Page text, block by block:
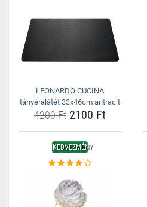
LEONARDO CUCINA
tányéralátét 33x46cm antracit
4200 Ft 2100 Ft
KEDVEZMÉNY